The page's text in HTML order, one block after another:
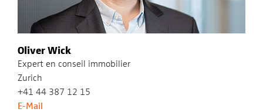
Oliver Wick
Expert en conseil immobilier
Zurich
+41 44 387 12 15
E-Mail